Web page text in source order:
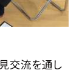
交流を通し